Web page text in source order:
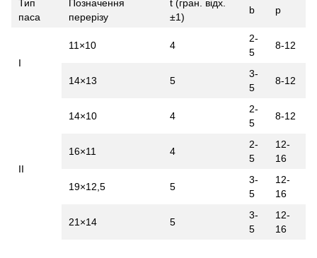
Тип
паса
Позначення
перерізу
t (гран. відх.
±1)
b p
I
11×10 4
2-
5
8-12
14×13 5
3-
5
8-12
II
14×10 4
2-
5
8-12
16×11 4
2-
5
12-
16
19×12,5 5
3-
5
12-
16
21×14 5
3-
5
12-
16